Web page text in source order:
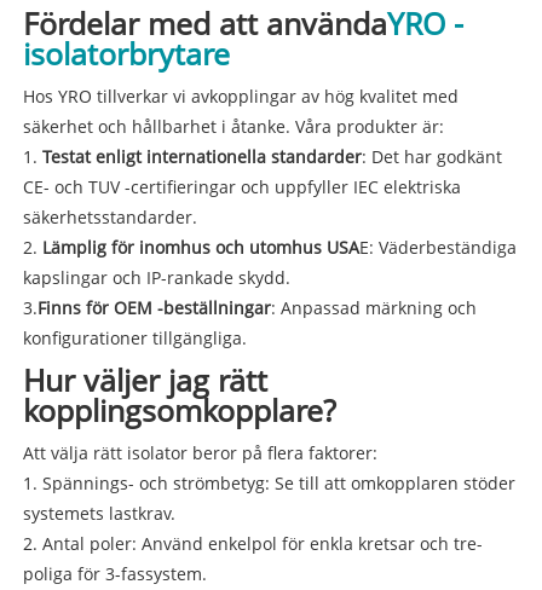
Fördelar med att användaYRO -
isolatorbrytare
Hos YRO tillverkar vi avkopplingar av hög kvalitet med
säkerhet och hållbarhet i åtanke. Våra produkter är:
1. Testat enligt internationella standarder: Det har godkänt
CE- och TUV -certifieringar och uppfyller IEC elektriska
säkerhetsstandarder.
2. Lämplig för inomhus och utomhus USAE: Väderbeständiga
kapslingar och IP-rankade skydd.
3.Finns för OEM -beställningar: Anpassad märkning och
konfigurationer tillgängliga.
Hur väljer jag rätt
kopplingsomkopplare?
Att välja rätt isolator beror på flera faktorer:
1. Spännings- och strömbetyg: Se till att omkopplaren stöder
systemets lastkrav.
2. Antal poler: Använd enkelpol för enkla kretsar och tre-
poliga för 3-fassystem.